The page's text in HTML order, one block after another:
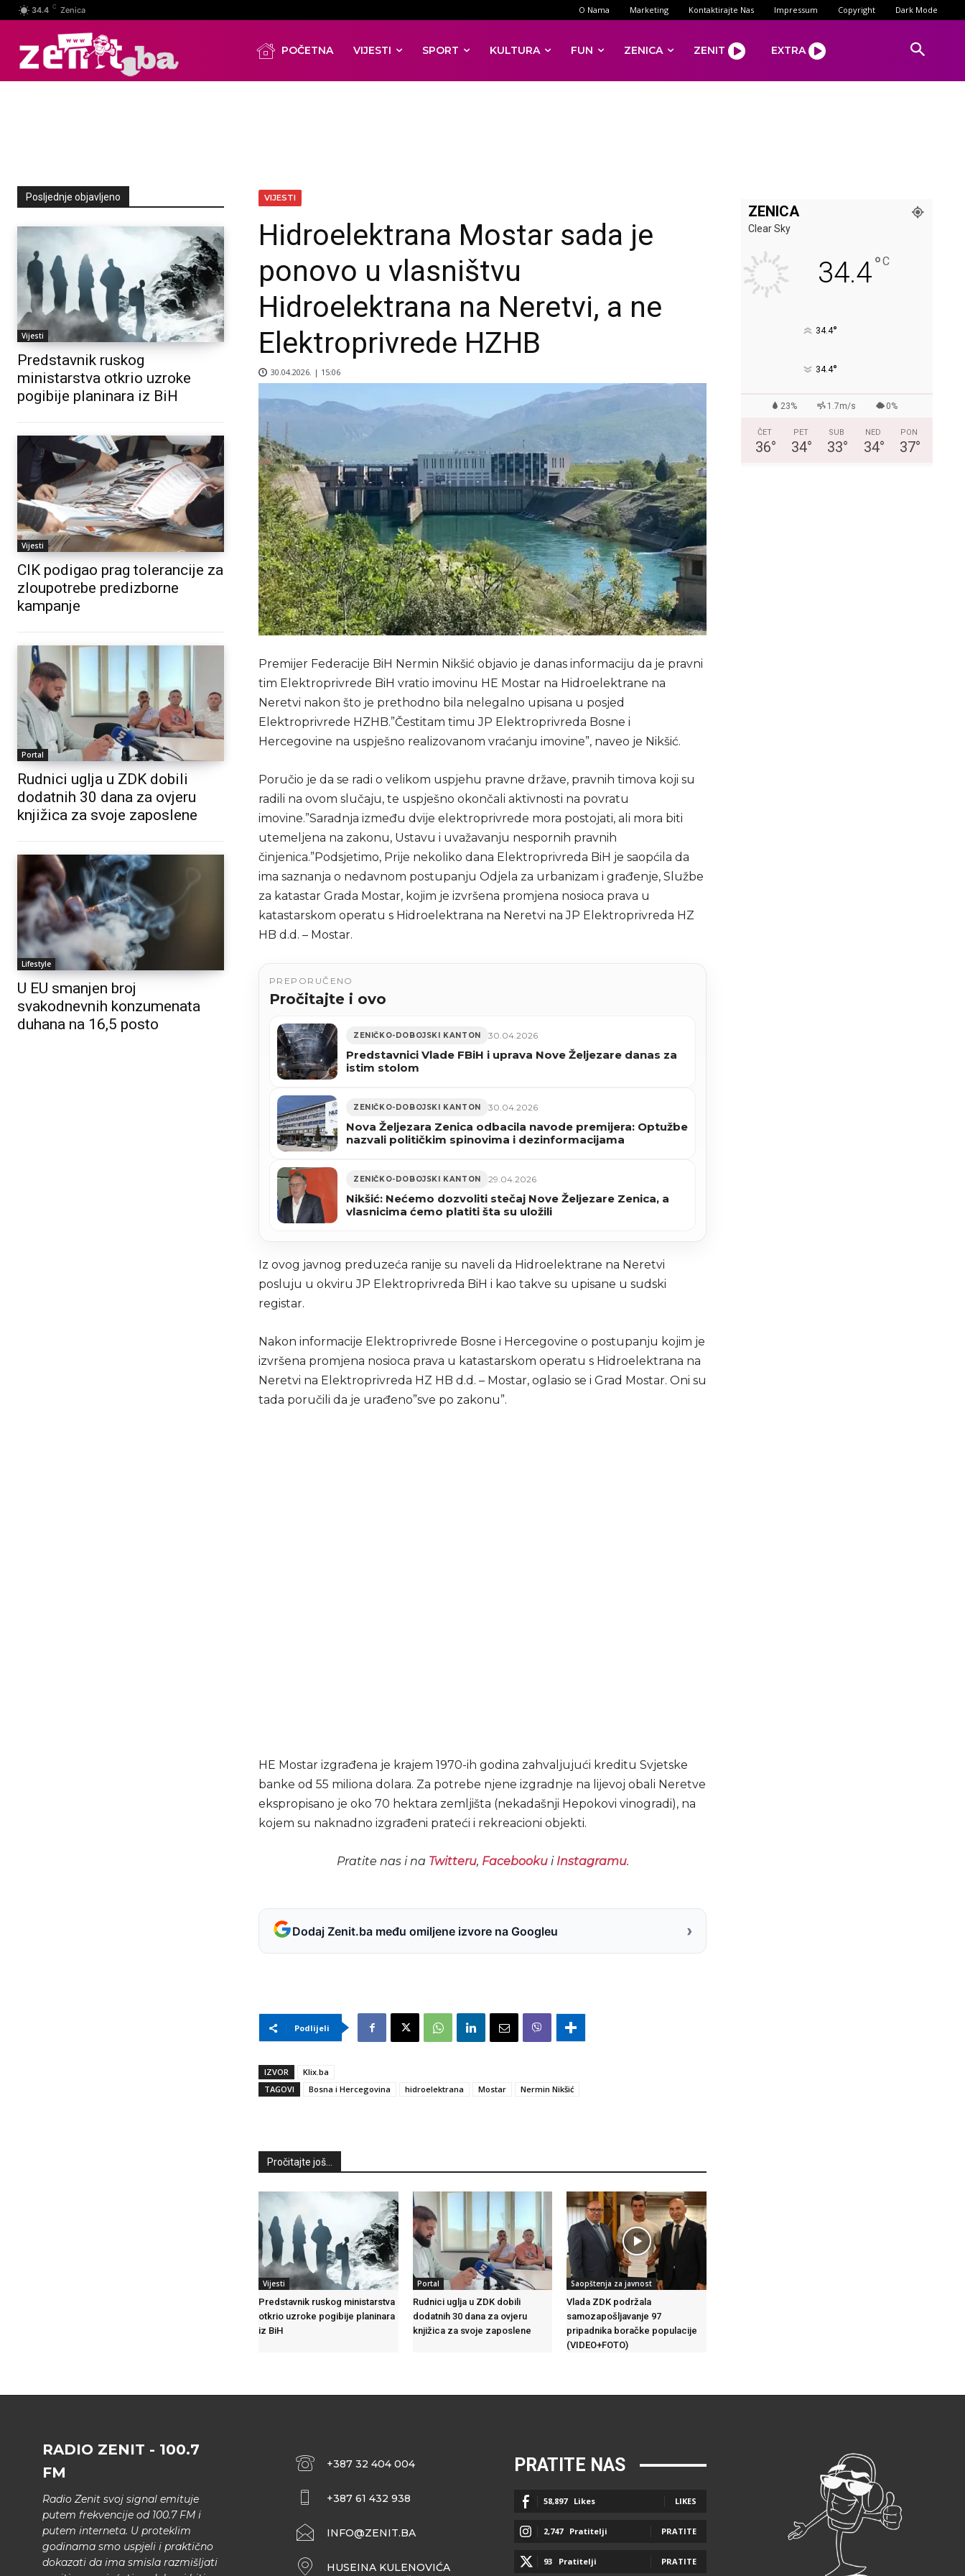
34.4 C Zenica O Nama Marketing Kontaktirajte Nas Impressum Copyright Dark Mode
POČETNA VIJESTI SPORT KULTURA FUN ZENICA ZENIT EXTRA
Posljednje objavljeno
Vijesti
Predstavnik ruskog
ministarstva otkrio uzroke
pogibije planinara iz BiH
Vijesti
CIK podigao prag tolerancije za
zloupotrebe predizborne
kampanje
Portal
Rudnici uglja u ZDK dobili
dodatnih 30 dana za ovjeru
knjižica za svoje zaposlene
Lifestyle
U EU smanjen broj
svakodnevnih konzumenata
duhana na 16,5 posto
VIJESTI
Hidroelektrana Mostar sada je
ponovo u vlasništvu
Hidroelektrana na Neretvi, a ne
Elektroprivrede HZHB
30.04.2026. | 15:06
Premijer Federacije BiH Nermin Nikšić objavio je danas informaciju da je pravni
tim Elektroprivrede BiH vratio imovinu HE Mostar na Hidroelektrane na
Neretvi nakon što je prethodno bila nelegalno upisana u posjed
Elektroprivrede HZHB.”Čestitam timu JP Elektroprivreda Bosne i
Hercegovine na uspješno realizovanom vraćanju imovine”, naveo je Nikšić.
Poručio je da se radi o velikom uspjehu pravne države, pravnih timova koji su
radili na ovom slučaju, te uspješno okončali aktivnosti na povratu
imovine.”Saradnja između dvije elektroprivrede mora postojati, ali mora biti
utemeljena na zakonu, Ustavu i uvažavanju nespornih pravnih
činjenica.”Podsjetimo, Prije nekoliko dana Elektroprivreda BiH je saopćila da
ima saznanja o nedavnom postupanju Odjela za urbanizam i građenje, Službe
za katastar Grada Mostar, kojim je izvršena promjena nosioca prava u
katastarskom operatu s Hidroelektrana na Neretvi na JP Elektroprivreda HZ
HB d.d. – Mostar.
PREPORUČENO
Pročitajte i ovo
ZENIČKO-DOBOJSKI KANTON 30.04.2026
Predstavnici Vlade FBiH i uprava Nove Željezare danas za
istim stolom
ZENIČKO-DOBOJSKI KANTON 30.04.2026
Nova Željezara Zenica odbacila navode premijera: Optužbe
nazvali političkim spinovima i dezinformacijama
ZENIČKO-DOBOJSKI KANTON 29.04.2026
Nikšić: Nećemo dozvoliti stečaj Nove Željezare Zenica, a
vlasnicima ćemo platiti šta su uložili
Iz ovog javnog preduzeća ranije su naveli da Hidroelektrane na Neretvi
posluju u okviru JP Elektroprivreda BiH i kao takve su upisane u sudski
registar.
Nakon informacije Elektroprivrede Bosne i Hercegovine o postupanju kojim je
izvršena promjena nosioca prava u katastarskom operatu s Hidroelektrana na
Neretvi na Elektroprivreda HZ HB d.d. – Mostar, oglasio se i Grad Mostar. Oni su
tada poručili da je urađeno”sve po zakonu”.
HE Mostar izgrađena je krajem 1970-ih godina zahvaljujući kreditu Svjetske
banke od 55 miliona dolara. Za potrebe njene izgradnje na lijevoj obali Neretve
ekspropisano je oko 70 hektara zemljišta (nekadašnji Hepokovi vinogradi), na
kojem su naknadno izgrađeni prateći i rekreacioni objekti.
Pratite nas i na Twitteru, Facebookui Instagramu.
Dodaj Zenit.ba među omiljene izvore na Googleu ›
Podlijeli
IZVOR
Klix.ba
TAGOVI
Bosna i Hercegovina hidroelektrana Mostar Nermin Nikšić
Pročitajte još...
Vijesti
Predstavnik ruskog ministarstva
otkrio uzroke pogibije planinara
iz BiH
Portal
Rudnici uglja u ZDK dobili
dodatnih 30 dana za ovjeru
knjižica za svoje zaposlene
Saopštenja za javnost
Vlada ZDK podržala
samozapošljavanje 97
pripadnika boračke populacije
(VIDEO+FOTO)
ZENICA
Clear Sky
34.4°C
34.4°
34.4°
23% 1.7m/s 0%
ČET
36°
PET
34°
SUB
33°
NED
34°
PON
37°
RADIO ZENIT - 100.7
FM
Radio Zenit svoj signal emituje
putem frekvencije od 100.7 FM i
putem interneta. U proteklim
godinama smo uspjeli i praktično
dokazati da ima smisla razmišljati
+387 32 404 004
+387 61 432 938
INFO@ZENIT.BA
HUSEINA KULENOVIĆA
PRATITE NAS
58,897 Likes LIKES
2,747 Pratitelji PRATITE
93 Pratitelji PRATITE